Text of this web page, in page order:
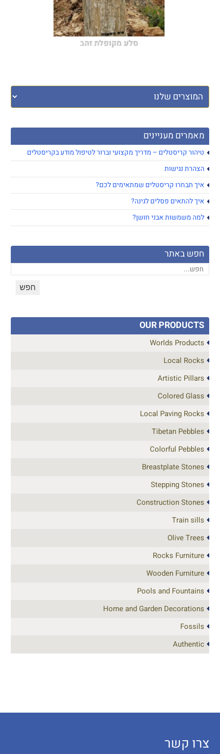
מאמרים מעניינים
טיהור קריסטלים – מדריך מקצועי וברור לטיפול מודע בקריסטלים
הצהרת נגישות
איך תבחרו קריסטלים שמתאימים לכם?
איך להתאים פסלים לגינה?
למה משמשות אבני חושן?
חפש באתר
סלע מקופלת זהב
OUR PRODUCTS
Worlds Products
Local Rocks
Artistic Pillars
Colored Glass
Local Paving Rocks
Tibetan Pebbles
Colorful Pebbles
Breastplate Stones
Stepping Stones
Construction Stones
Train sills
Olive Trees
Rocks Furniture
Wooden Furniture
Pools and Fountains
Home and Garden Decorations
Fossils
Authentic
צרו קשר